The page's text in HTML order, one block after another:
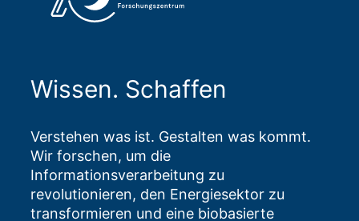
Wissen. Schaffen
Verstehen was ist. Gestalten was kommt.
Wir forschen, um die
Informationsverarbeitung zu
revolutionieren, den Energiesektor zu
transformieren und eine biobasierte